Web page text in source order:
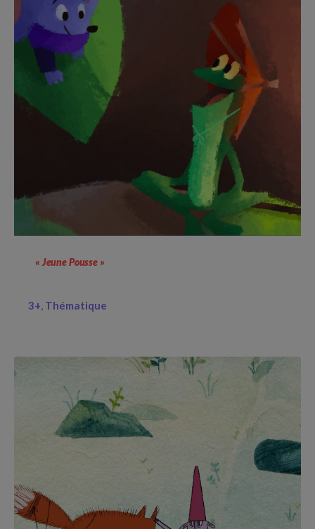
« Jeune Pousse »
3+ Thématique